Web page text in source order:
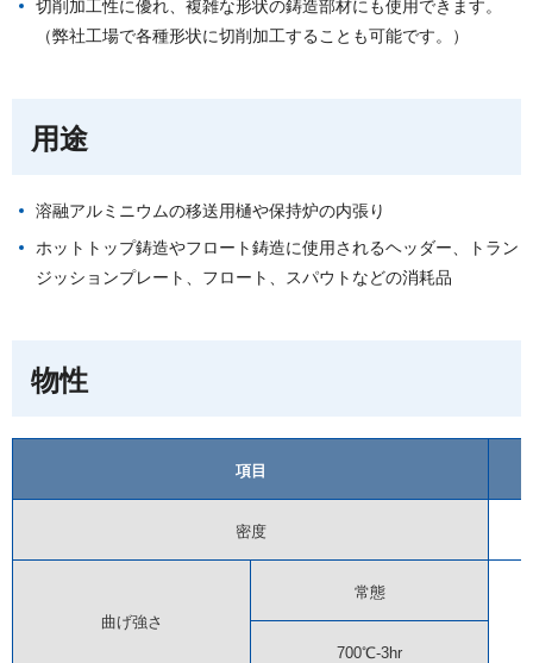
切削加工性に優れ、複雑な形状の鋳造部材にも使用できます。
（弊社工場で各種形状に切削加工することも可能です。）
用途
溶融アルミニウムの移送用樋や保持炉の内張り
ホットトップ鋳造やフロート鋳造に使用されるヘッダー、トラン
ジッションプレート、フロート、スパウトなどの消耗品
物性
項目
密度
曲げ強さ
常態
700℃-3hr